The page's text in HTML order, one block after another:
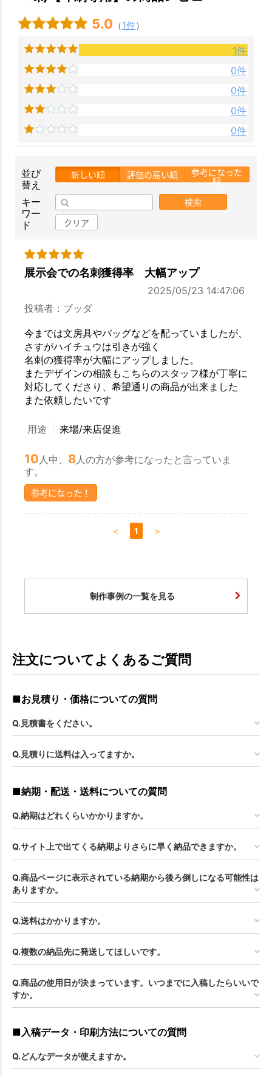
お買い物を続ける
5.0 （1件）
1件
0件
0件
0件
0件
並び
替え
新しい順 評価の高い順 参考になった
順
キー
ワー
ド
検索
クリア
展示会での名刺獲得率 大幅アップ
2025/05/23 14:47:06
投稿者：ブッダ
今までは文房具やバッグなどを配っていましたが、
さすがハイチュウは引きが強く
名刺の獲得率が大幅にアップしました。
またデザインの相談もこちらのスタッフ様が丁寧に
対応してくださり、希望通りの商品が出来ました
また依頼したいです
用途 来場/来店促進
10 人中、 8人の方が参考になったと言っていま
す。
参考になった！
＜ 1 ＞
制作事例の一覧を見る
注文についてよくあるご質問
■お見積り・価格についての質問
Q.見積書をください。
Q.見積りに送料は入ってますか。
■納期・配送・送料についての質問
Q.納期はどれくらいかかりますか。
Q.サイト上で出てくる納期よりさらに早く納品できますか。
Q.商品ページに表示されている納期から後ろ倒しになる可能性は
ありますか。
Q.送料はかかりますか。
Q.複数の納品先に発送してほしいです。
Q.商品の使用日が決まっています。いつまでに入稿したらいいで
すか。
■入稿データ・印刷方法についての質問
Q.どんなデータが使えますか。